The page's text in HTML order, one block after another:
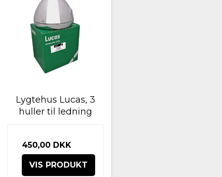
Lygtehus Lucas, 3
huller til ledning
450,00 DKK
VIS PRODUKT